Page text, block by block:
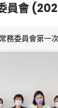
員會
務委員會第一